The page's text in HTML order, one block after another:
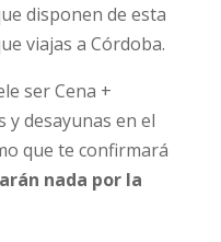
disponen de esta
viajas a Córdoba.
ser Cena +
y desayunas en el
que te confirmará
nada por la